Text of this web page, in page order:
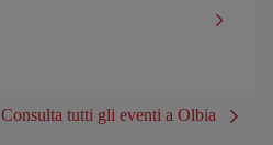
Consulta tutti gli eventi a Olbia